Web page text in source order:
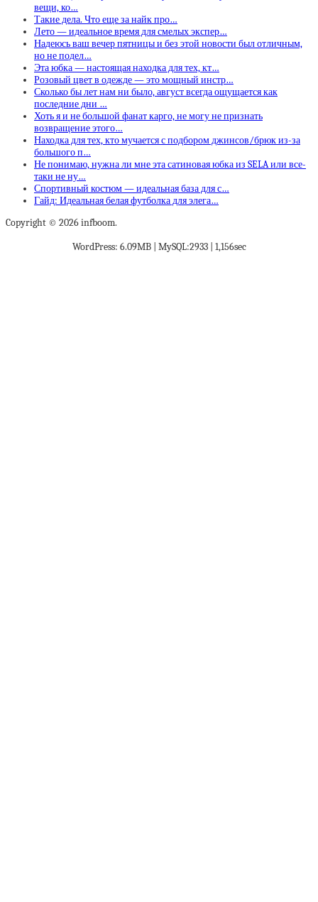
вещи, ко…
Такие дела. Что еще за найк про…
Лето — идеальное время для смелых экспер…
Надеюсь ваш вечер пятницы и без этой новости был отличным,
но не подел…
Эта юбка — настоящая находка для тех, кт…
Розовый цвет в одежде — это мощный инстр…
Сколько бы лет нам ни было, август всегда ощущается как
последние дни …
Хоть я и не большой фанат карго, не могу не признать
возвращение этого…
Находка для тех, кто мучается с подбором джинсов/брюк из-за
большого п…
Не понимаю, нужна ли мне эта сатиновая юбка из SELA или все-
таки не ну…
Спортивный костюм — идеальная база для с…
Гайд: Идеальная белая футболка для элега…
Copyright © 2026 infboom.
WordPress: 6.09MB | MySQL:2933 | 1,156sec